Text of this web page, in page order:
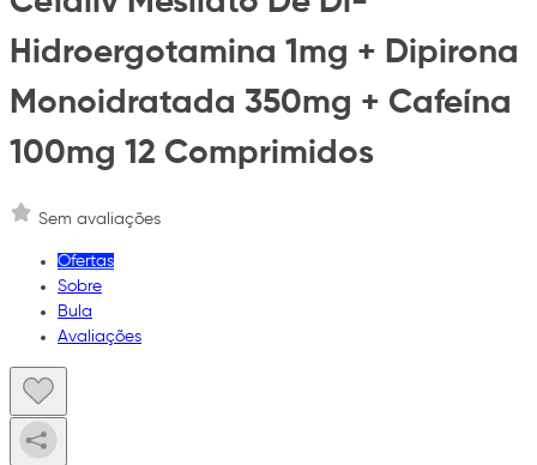
Hidroergotamina 1mg + Dipirona
Monoidratada 350mg + Cafeína
100mg 12 Comprimidos
Sem avaliações
Ofertas
Sobre
Bula
Avaliações